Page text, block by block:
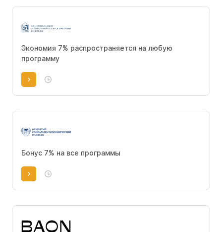
Экономия 7% распространяется на любую
программу
Бонус 7% на все программы